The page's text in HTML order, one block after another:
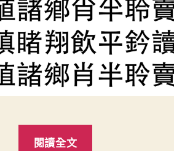
閱讀全文